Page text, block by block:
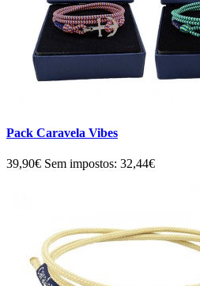
Pack Caravela Vibes
39,90€ Sem impostos: 32,44€